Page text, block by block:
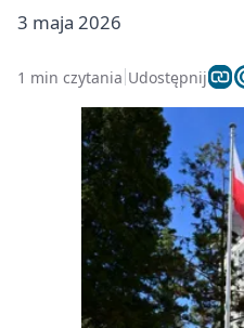
3 maja 2026
1 min czytania Udostępnij